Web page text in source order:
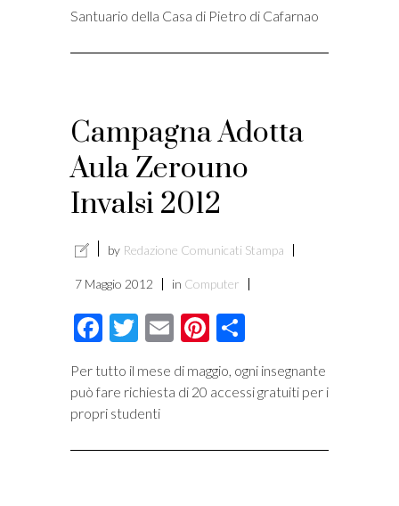
Santuario della Casa di Pietro di Cafarnao
Campagna Adotta
Aula Zerouno
Invalsi 2012
by Redazione Comunicati Stampa
7 Maggio 2012 in Computer
Facebook
Twitter
EmailPinterest
Per tutto il mese di maggio, ogni insegnante
può fare richiesta di 20 accessi gratuiti per i
propri studenti